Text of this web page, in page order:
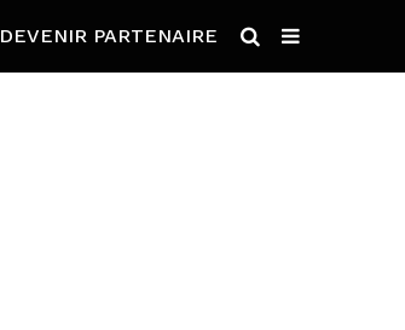
DEVENIR PARTENAIRE